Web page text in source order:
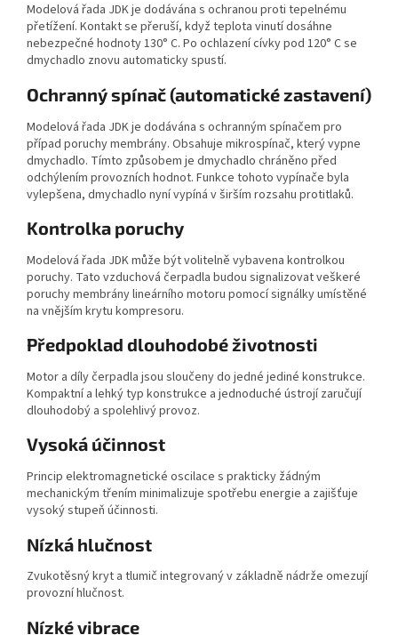
Modelová řada JDK je dodávána s ochranou proti tepelnému
přetížení. Kontakt se přeruší, když teplota vinutí dosáhne
nebezpečné hodnoty 130° C. Po ochlazení cívky pod 120° C se
dmychadlo znovu automaticky spustí.
Ochranný spínač (automatické zastavení)
Modelová řada JDK je dodávána s ochranným spínačem pro
případ poruchy membrány. Obsahuje mikrospínač, který vypne
dmychadlo. Tímto způsobem je dmychadlo chráněno před
odchýlením provozních hodnot. Funkce tohoto vypínače byla
vylepšena, dmychadlo nyní vypíná v širším rozsahu protitlaků.
Kontrolka poruchy
Modelová řada JDK může být volitelně vybavena kontrolkou
poruchy. Tato vzduchová čerpadla budou signalizovat veškeré
poruchy membrány lineárního motoru pomocí signálky umístěné
na vnějším krytu kompresoru.
Předpoklad dlouhodobé životnosti
Motor a díly čerpadla jsou sloučeny do jedné jediné konstrukce.
Kompaktní a lehký typ konstrukce a jednoduché ústrojí zaručují
dlouhodobý a spolehlivý provoz.
Vysoká účinnost
Princip elektromagnetické oscilace s prakticky žádným
mechanickým třením minimalizuje spotřebu energie a zajišťuje
vysoký stupeň účinnosti.
Nízká hlučnost
Zvukotěsný kryt a tlumič integrovaný v základně nádrže omezují
provozní hlučnost.
Nízké vibrace